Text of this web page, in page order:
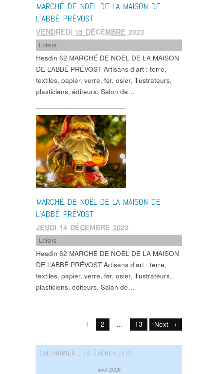
MARCHÉ DE NOËL DE LA MAISON DE
L’ABBÉ PRÉVOST
VENDREDI 15 DÉCEMBRE 2023
Loisirs
Hesdin 62 MARCHÉ DE NOËL DE LA MAISON
DE L’ABBÉ PRÉVOST Artisans d’art : terre,
textiles, papier, verre, fer, osier, illustrateurs,
plasticiens, éditeurs. Salon de…
MARCHÉ DE NOËL DE LA MAISON DE
L’ABBÉ PRÉVOST
JEUDI 14 DÉCEMBRE 2023
Loisirs
Hesdin 62 MARCHÉ DE NOËL DE LA MAISON
DE L’ABBÉ PRÉVOST Artisans d’art : terre,
textiles, papier, verre, fer, osier, illustrateurs,
plasticiens, éditeurs. Salon de…
1 2 … 13 Next →
CALENDRIER DES ÉVÉNEMENTS
août 2026